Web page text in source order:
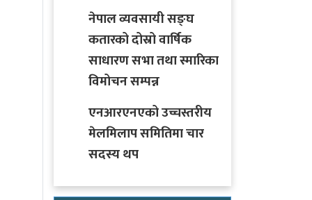
नेपाल व्यवसायी सङ्घ
कतारको दोस्रो वार्षिक
साधारण सभा तथा स्मारिका
विमोचन सम्पन्न
एनआरएनएको उच्चस्तरीय
मेलमिलाप समितिमा चार
सदस्य थप